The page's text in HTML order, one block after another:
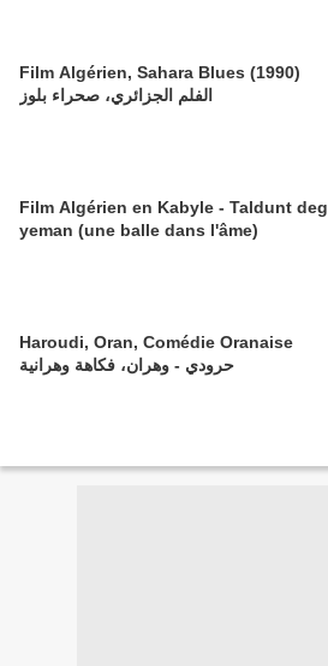
Film Algérien, Sahara Blues (1990)
الفلم الجزائري، صحراء بلوز
Film Algérien en Kabyle - Taldunt deg
yeman (une balle dans l'âme)
Haroudi, Oran, Comédie Oranaise
حرودي - وهران، فكاهة وهرانية